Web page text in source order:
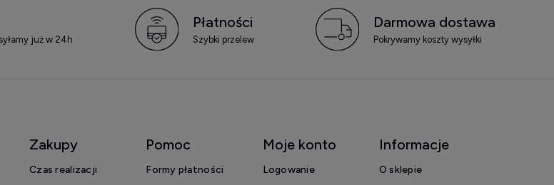
już w 24h
Płatności
Szybki przelew
Darmowa dostawa
Pokrywamy koszty wysyłki
Zakupy
Czas realizacji
Pomoc
Formy płatności
Moje konto
Logowanie
Informacje
O sklepie